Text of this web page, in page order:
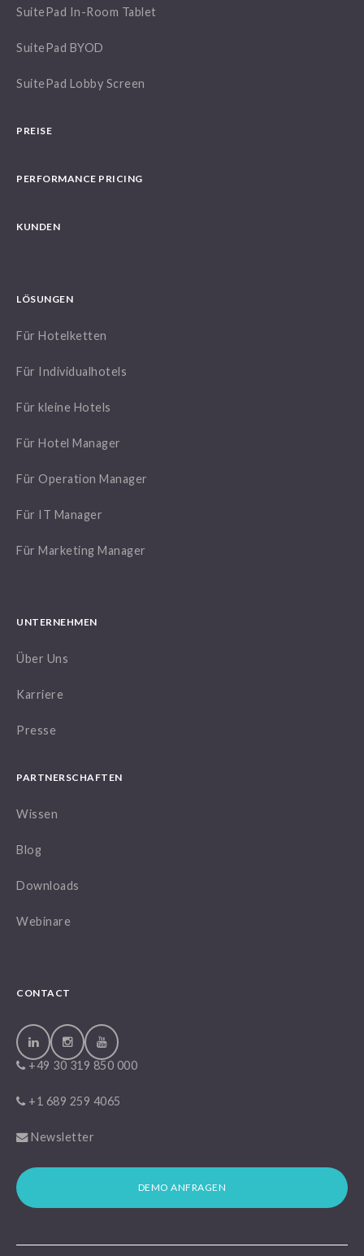
SuitePad In-Room Tablet
SuitePad BYOD
SuitePad Lobby Screen
PREISE
PERFORMANCE PRICING
KUNDEN
LÖSUNGEN
Für Hotelketten
Für Individualhotels
Für kleine Hotels
Für Hotel Manager
Für Operation Manager
Für IT Manager
Für Marketing Manager
UNTERNEHMEN
Über Uns
Karriere
Presse
PARTNERSCHAFTEN
Wissen
Blog
Downloads
Webinare
CONTACT
+49 30 319 850 000
+1 689 259 4065
Newsletter
DEMO ANFRAGEN